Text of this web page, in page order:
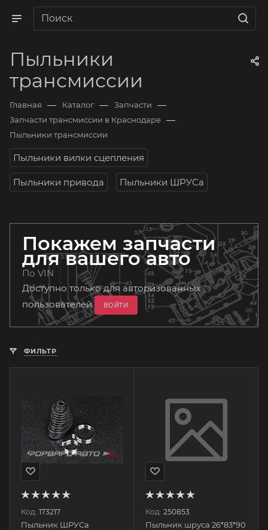
Пыльники
трансмиссии
Главная — Каталог — Запчасти —
Запчасти трансмиссии в Краснодаре —
Пыльники трансмиссии
Пыльники вилки сцепления
Пыльники привода Пыльники ШРУСа
Покажем запчасти
для вашего авто
По VIN
Доступно только для авторизованных
пользователей
ВОЙТИ
ФИЛЬТР
Код: 173217
Пыльник ШРУСа
Код: 250853
Пыльник шруса 26*83*90